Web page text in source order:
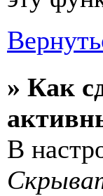
» Как
В